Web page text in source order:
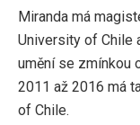
Miranda má
University of Chile
umění se zmínkou
2011 až 2016 má
of Chile.